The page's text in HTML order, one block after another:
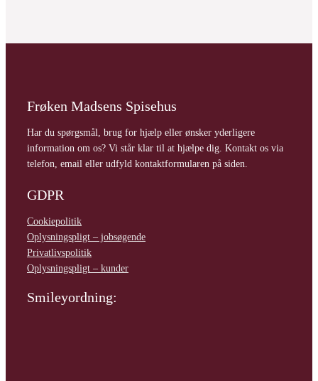
Frøken Madsens Spisehus
Har du spørgsmål, brug for hjælp eller ønsker yderligere
information om os? Vi står klar til at hjælpe dig. Kontakt os via
telefon, email eller udfyld kontaktformularen på siden.
GDPR
Cookiepolitik
Oplysningspligt – jobsøgende
Privatlivspolitik
Oplysningspligt – kunder
Smileyordning: